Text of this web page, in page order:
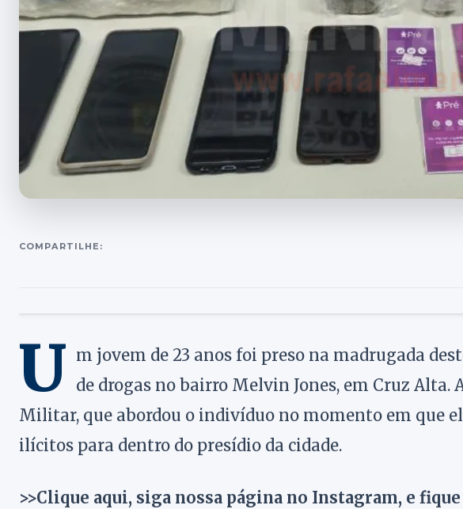
COMPARTILHE:
U m jovem de 23 anos foi preso na madrugada
de drogas no bairro Melvin Jones, em Cruz Alta.
Militar, que abordou o indivíduo no momento em que
ilícitos para dentro do presídio da cidade.
>>Clique aqui, siga nossa página no Instagram, e